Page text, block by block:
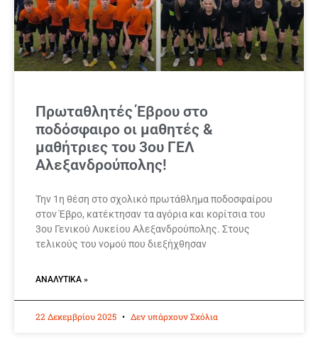
Πρωταθλητές Έβρου στο
ποδόσφαιρο οι μαθητές &
μαθήτριες του 3ου ΓΕΛ
Αλεξανδρούπολης!
Την 1η θέση στο σχολικό πρωτάθλημα ποδοσφαίρου
στον Έβρο, κατέκτησαν τα αγόρια και κορίτσια του
3ου Γενικού Λυκείου Αλεξανδρούπολης. Στους
τελικούς του νομού που διεξήχθησαν
ΑΝΑΛΥΤΙΚΆ »
22 Δεκεμβρίου 2025 Δεν υπάρχουν Σχόλια